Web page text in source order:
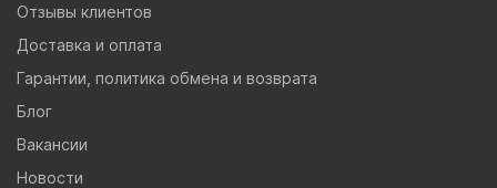
Отзывы клиентов
Доставка и оплата
Гарантии, политика обмена и возврата
Блог
Вакансии
Новости